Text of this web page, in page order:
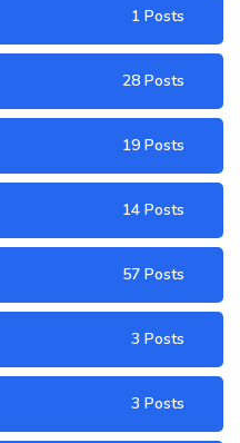
1 Posts
28 Posts
19 Posts
14 Posts
57 Posts
3 Posts
3 Posts